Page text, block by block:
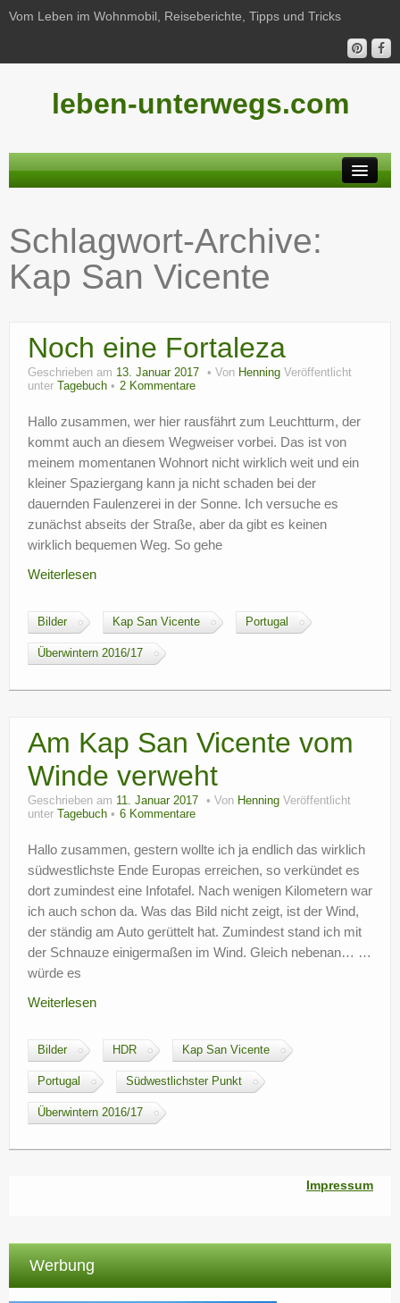
Vom Leben im Wohnmobil, Reiseberichte, Tipps und Tricks
leben-unterwegs.com
Reiseberichte
Unterwegs
Freizeit
Wohnmobil-Technik
?
Schlagwort-Archive:
Kap San Vicente
Noch eine Fortaleza
Geschrieben am 13. Januar 2017 Von Henning Veröffentlicht
unter
Tagebuch 2 Kommentare
Hallo zusammen, wer hier rausfährt zum Leuchtturm, der
kommt auch an diesem Wegweiser vorbei. Das ist von
meinem momentanen Wohnort nicht wirklich weit und ein
kleiner Spaziergang kann ja nicht schaden bei der
dauernden Faulenzerei in der Sonne. Ich versuche es
zunächst abseits der Straße, aber da gibt es keinen
wirklich bequemen Weg. So gehe
Weiterlesen
Bilder Kap San Vicente Portugal
Überwintern 2016/17
Am Kap San Vicente vom
Winde verweht
Geschrieben am 11. Januar 2017 Von Henning Veröffentlicht
unter
Tagebuch 6 Kommentare
Hallo zusammen, gestern wollte ich ja endlich das wirklich
südwestlichste Ende Europas erreichen, so verkündet es
dort zumindest eine Infotafel. Nach wenigen Kilometern war
ich auch schon da. Was das Bild nicht zeigt, ist der Wind,
der ständig am Auto gerüttelt hat. Zumindest stand ich mit
der Schnauze einigermaßen im Wind. Gleich nebenan… …
würde es
Weiterlesen
Bilder HDR Kap San Vicente
Portugal Südwestlichster Punkt
Überwintern 2016/17
Impressum
Werbung